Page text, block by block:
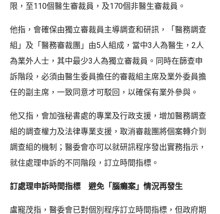
限，至110個醫生審裁員，及170個非醫生審裁員。
他指，會確保由獨立審裁員主導調查和研訊，「醫務調查
組」及「醫務審裁團」由5人組成，當中3人為醫生，2人
為業外人士，其中最少3人為獨立審裁員。同時在篩查申
訴階段，必須由醫生委員擔任的審裁組主席及業外委員擔
任的副主席，一致同意才可駁回，以確保有業外參與。
他又指，會加強秘書處的專業及行政支援，增加醫務調查
組的調查權力及法律專業支援，取消審裁團將個案轉介到
調查組的機制；醫委會亦可以就研訊程序發出實務指示，
就住處理申訴的不同階段，訂立時間指標。
訂處理申訴時間指標 避免「腦癱案」情況再發生
盧寵茂指，醫委會已對個別程序訂立時間指標，但政府期